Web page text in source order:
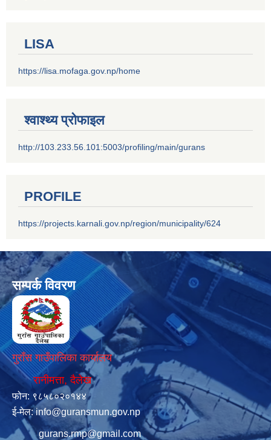
LISA
https://lisa.mofaga.gov.np/home
श्वाश्थ्य प्रोफाइल
http://103.233.56.101:5003/profiling/main/gurans
PROFILE
https://projects.karnali.gov.np/region/municipality/624
सम्पर्क विवरण
गुराँस गाउँपालिका कार्यालय
रानीमत्ता, दैलेख
फोन: ९८५८०२०१४४
ई-मेल:info@guransmun.gov.np
gurans.rmp@gmail.com